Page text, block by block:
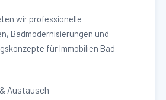
wir professionelle
Badmodernisierungen und
für Immobilien Bad
Austausch